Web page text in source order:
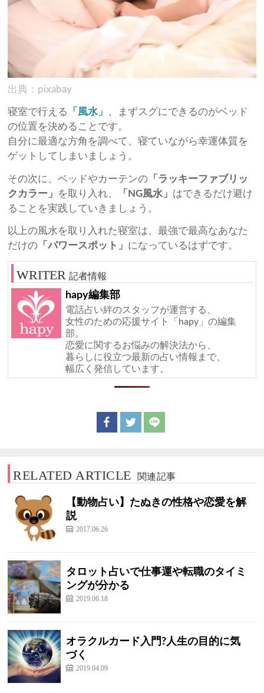
出典：pixabay
寝室で行える 「風水」
、まずスグにできるのがベッド
の位置を決めることです。
自分に最適な方角を調べて、寝ていながら幸運体質を
ゲットしてしまいましょう。
その次に、ベッドやカーテンの 「ラッキーファブリッ
クカラー」 を取り入れ、 「NG風水」 はできるだけ避け
ることを実践していきましょう。
以上の風水を取り入れた寝室は、最強で最高なあなた
だけの 「パワースポット」 になっているはずです。
記者情報
hapy編集部
電話占い絆のスタッフが運営する、
女性のための応援サイト「hapy」の編集
部。
恋愛に関するお悩みの解決法から、
暮らしに役立つ最新の占い情報まで、
幅広く発信しています。
RELATED ARTICLE 関連記事
【動物占い】たぬきの性格や恋愛を解
説
2017.06.26
タロット占いで仕事運や転職のタイミ
ングが分かる
2019.06.18
オラクルカード入門?人生の目的に気
づく
2019.04.09